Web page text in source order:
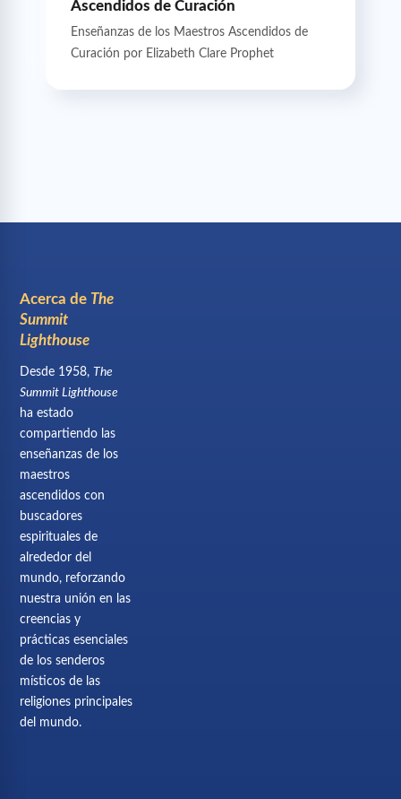
Ascendidos de Curación
Enseñanzas de los Maestros Ascendidos de
Curación por Elizabeth Clare Prophet
Acerca de The
Summit
Lighthouse
Desde 1958, The
Summit Lighthouse
ha estado
compartiendo las
enseñanzas de los
maestros
ascendidos con
buscadores
espirituales de
alrededor del
mundo, reforzando
nuestra unión en las
creencias y
prácticas esenciales
de los senderos
místicos de las
religiones principales
del mundo.